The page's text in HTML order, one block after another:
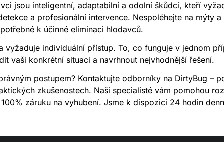
jsou inteligentní, adaptabilní a odolní škůdci, kteří
a profesionální intervence. Nespoléhejte na mýty
k účinné eliminaci hlodavců.
vyžaduje individuální přístup. To, co funguje v jednom
vaši konkrétní situaci a navrhnout nejvhodnější řešení.
postupem? Kontaktujte odborníky na DirtyBug –
zkušenostech. Naši specialisté vám pomohou
záruku na vyhubení. Jsme k dispozici 24 hodin